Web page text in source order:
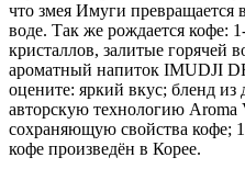
что змея Имуги превращается
воде. Так же рождается кофе:
кристаллов, залитые горячей
ароматный напиток IMUDJI
оцените: яркий вкус; бленд из
авторскую технологию Aroma
сохраняющую свойства кофе;
кофе произведён в Корее.